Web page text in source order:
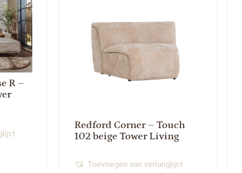
R –
Redford Corner – Touch
102 beige Tower Living
Toevoegen aan verlanglijst